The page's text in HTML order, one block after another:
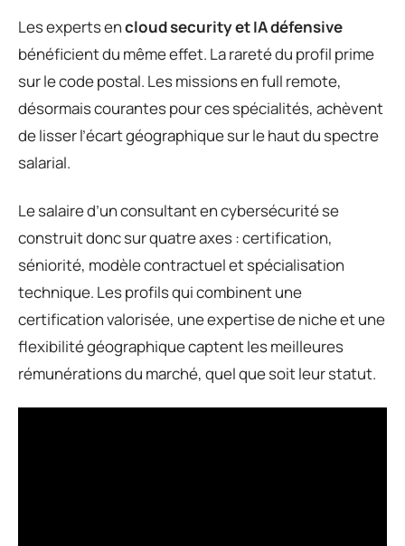
Les experts encloud security et IA défensive
bénéficient du même effet. La rareté du profil prime
sur le code postal. Les missions en full remote,
désormais courantes pour ces spécialités, achèvent
de lisser l’écart géographique sur le haut du spectre
salarial.
Le salaire d’un consultant en cybersécurité se
construit donc sur quatre axes : certification,
séniorité, modèle contractuel et spécialisation
technique. Les profils qui combinent une
certification valorisée, une expertise de niche et une
flexibilité géographique captent les meilleures
rémunérations du marché, quel que soit leur statut.